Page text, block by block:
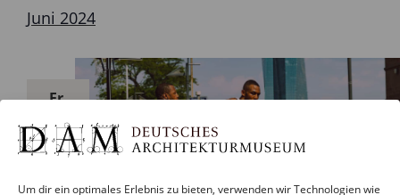
Um dir ein optimales Erlebnis zu bieten, verwenden wir Technologien wie
Juni 2024
Fr.
14